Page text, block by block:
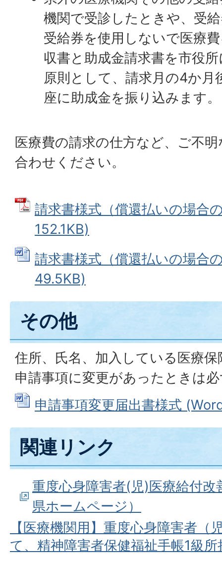
機関で受診したときや、受
受給券を使用しないで医療
収書と助成金請求書を市役
原則として、請求月の4か月
座に助成金を振り込みます
医療費の請求の仕方など、ご不
合わせください。
請求書様式（償還払いの場合
152.1KB)
請求書様式（償還払いの場合
49.5KB)
その他
住所、氏名、加入している医療
申請事項に変更があったときは
申請事項変更届出書様式
関連リンク
重度心身障害者(児)医療給付
県ホームページ）
【医療機関用】重度心身障害者（
て、精神障害者保健福祉手帳1級